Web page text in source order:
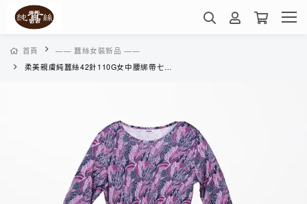
首頁
—— 蠶絲女裝新品 ——
柔美親膚純蠶絲42針110G女中腰綁帶七分袖洋裝-XWD4A306NN(美人魚-粉)